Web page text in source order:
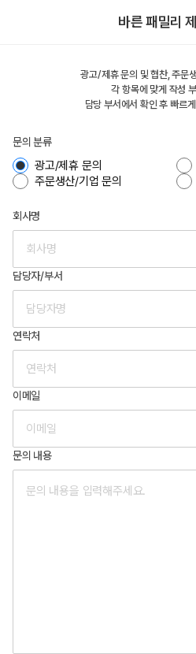
바른 패밀리
광고/제휴 문의 및 협찬, 주문
각 항목에 맞게 작성
담당 부서에서 확인 후 빠르
문의 분류
광고/제휴 문의
주문생산/기업 문의
회사명
담당자/부서
연락처
이메일
문의 내용